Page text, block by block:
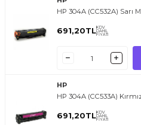
HP 304A (CC532A) Sarı
691,20TLKDV
DAHİL
FİYATI
HP
HP 304A (CC533A)
691,20TLKDV
DAHİL
FİYATI